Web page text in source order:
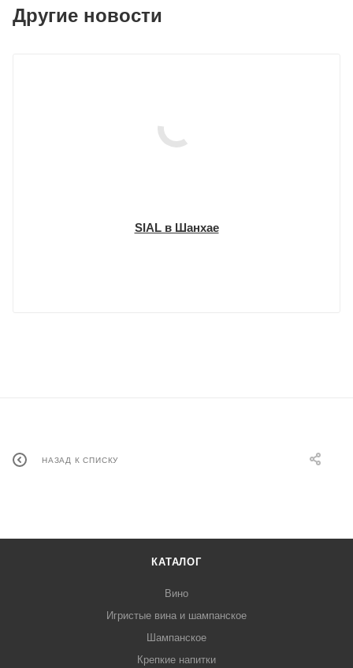
Другие новости
SIAL в Шанхае
НАЗАД К СПИСКУ
КАТАЛОГ
Вино
Игристые вина и шампанское
Шампанское
Крепкие напитки